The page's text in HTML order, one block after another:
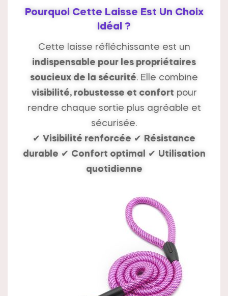
Pourquoi Cette Laisse Est Un Choix
Idéal ?
Cette laisse réfléchissante est un
indispensable pour les propriétaires
soucieux de la sécurité. Elle combine
visibilité, robustesse et confort pour
rendre chaque sortie plus agréable et
sécurisée.
✔ Visibilité renforcée ✔ Résistance
durable ✔ Confort optimal ✔ Utilisation
quotidienne